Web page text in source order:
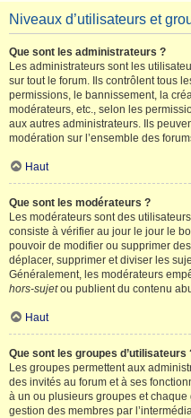
Niveaux d’utilisateurs et
Que sont les administrateurs ?
Les administrateurs sont les
sur tout le forum. Ils contrôlent tous
permissions, le bannissement, la
modérateurs, etc., selon les
aux autres administrateurs. Ils
modération sur l’ensemble des
Haut
Que sont les modérateurs ?
Les modérateurs sont des
consiste à vérifier au jour le jour le
pouvoir de modifier ou supprimer
déplacer, supprimer et diviser les
Généralement, les modérateurs
hors-sujetou publient du contenu
Haut
Que sont les groupes d’utilisateurs
Les groupes permettent aux
des invités au forum et à ses
à un ou plusieurs groupes et
gestion des membres par